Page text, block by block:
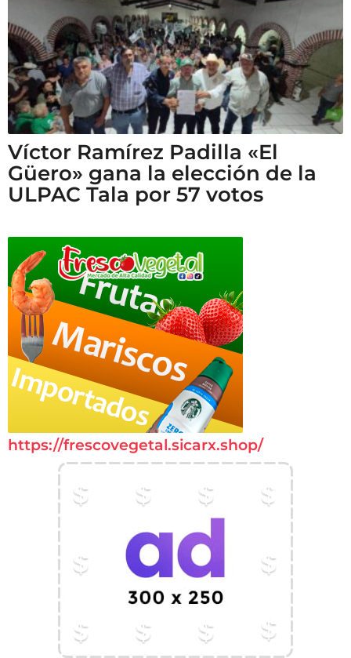
Víctor Ramírez Padilla «El
Güero» gana la elección de la
ULPAC Tala por 57 votos
https://frescovegetal.sicarx.shop/